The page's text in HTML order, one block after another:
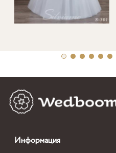
Информация